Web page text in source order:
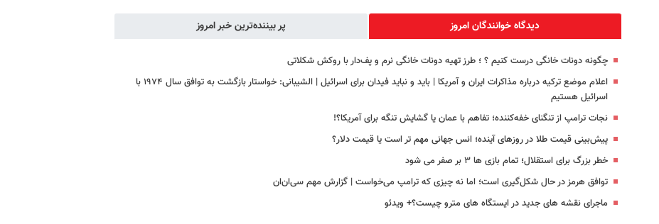
دیدگاه خوانندگان امروز پر بیننده‌ترین خبر امروز
چگونه دونات خانگی درست کنیم ؟ ؛ طرز تهیه دونات خانگی نرم و پف‌دار با روکش شکلاتی
اعلام موضع ترکیه درباره مذاکرات ایران و آمریکا | باید و نباید فیدان برای اسرائیل | الشیبانی: خواستار بازگشت به توافق سال ۱۹۷۴ با
اسرائیل هستیم
نجات ترامپ از تنگنای خفه‌کننده‌؛ تفاهم با عمان یا گشایش تنگه برای آمریکا؟!
پیش‌بینی قیمت طلا در روزهای آینده؛ انس جهانی مهم تر است یا قیمت دلار؟
خطر بزرگ برای استقلال؛ تمام بازی ها ۳ بر صفر می شود
توافق هرمز در حال شکل‌گیری است؛ اما نه چیزی که ترامپ می‌خواست | گزارش مهم سی‌ان‌ان
ماجرای نقشه های جدید در ایستگاه های مترو چیست؟+ ویدئو